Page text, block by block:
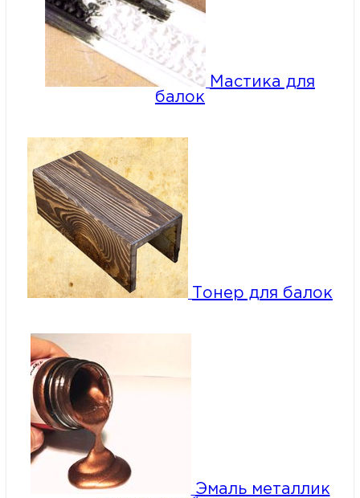
Мастика для
балок
Тонер для балок
Эмаль металлик